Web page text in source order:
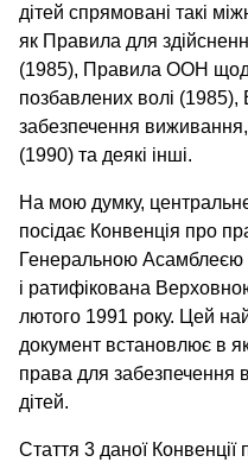
дітей спрямовані такі
як Правила для
(1985), Правила ООН
позбавлених волі (1985),
забезпечення виживання,
(1990) та деякі інші.
На мою думку,
посідає Конвенція про
Генеральною
і ратифікована
лютого 1991 року. Цей
документ встановлює в
права для забезпечення
дітей.
Стаття 3 даної Конвенції